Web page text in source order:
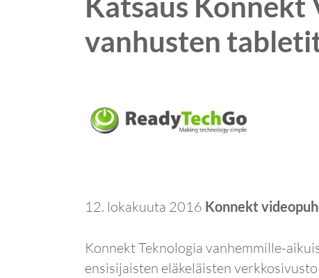
vanhusten
12. lokakuuta 2016 Konnekt
Konnekt Teknologia vanhemmille-
ensisijaisten eläkeläisten